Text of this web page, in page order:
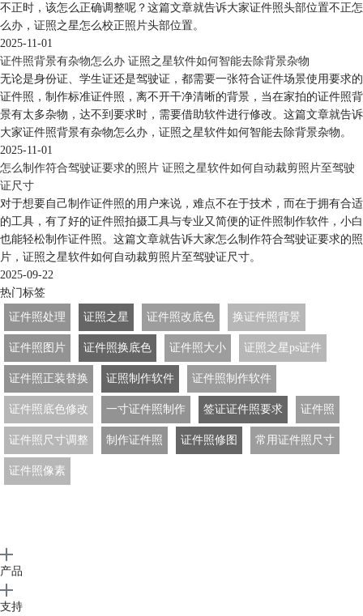
不正时，该怎么正确调整呢？这篇文章就告诉大家证件照头部位置不正怎
么办，证照之星怎么校正照片头部位置。
2025-11-01
证件照背景有杂物怎么办 证照之星软件如何智能去除背景杂物
无论是身份证、学生证还是驾驶证，都需要一张符合证件场景使用要求的
证件照，制作标准证件照，离不开干净清晰的背景，当在家拍的证件照背
景有太多杂物，达不到要求时，需要借助软件进行修改。这篇文章就告诉
大家证件照背景有杂物怎么办，证照之星软件如何智能去除背景杂物。
2025-11-01
怎么制作符合驾驶证要求的照片 证照之星软件如何自动裁剪照片至驾驶
证尺寸
对于想要自己制作证件照的用户来说，难点不在于技术，而在于拥有合适
的工具，有了好的证件照拍摄工具与专业又简便的证件照制作软件，小白
也能轻松制作证件照。这篇文章就告诉大家怎么制作符合驾驶证要求的照
片，证照之星软件如何自动裁剪照片至驾驶证尺寸。
2025-09-22
热门标签
证件照处理
证照之星 证件照改底色 换证件照背景
证件照图片 证件照换底色 证件照大小 证照之星ps证件
证件照正装替换 证照制作软件 证件照制作软件
证件照底色修改 一寸证件照制作 签证证件照要求 证件照
证件照尺寸调整 制作证件照 证件照修图 常用证件照尺寸
证件照像素
产品
支持